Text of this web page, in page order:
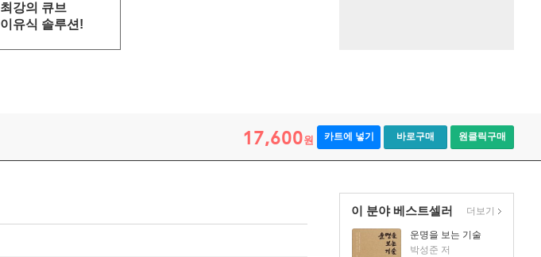
최강의 큐브
이유식 솔루션!
17,600원 카트에 넣기 바로구매 원클릭구매
이 분야 베스트셀러
운명을 보는 기술
박성준 저
더보기